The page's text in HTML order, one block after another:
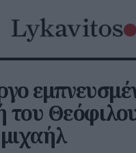
του